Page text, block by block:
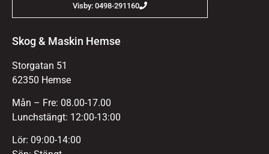
Visby: 0498-291160
Skog & Maskin Hemse
Storgatan 51
62350 Hemse
Mån – Fre: 08.00-17.00
Lunchstängt: 12:00-13:00
Lör: 09:00-14:00